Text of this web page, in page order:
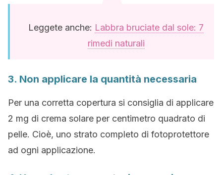
Leggete anche: Labbra bruciate dal sole: 7
rimedi naturali
3. Non applicare la quantità necessaria
Per una corretta copertura si consiglia di applicare
2 mg di crema solare per centimetro quadrato di
pelle. Cioè, uno strato completo di fotoprotettore
ad ogni applicazione.